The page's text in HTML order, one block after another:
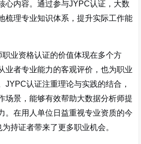
心内容。通过参与JYPC认证，大数
梳理专业知识体系，提升实际工作能
业资格认证的价值体现在多个方
业者专业能力的客观评价，也为职业
JYPC认证注重理论与实践的结合，
场景，能够有效帮助大数据分析师提
。在用人单位日益重视专业资质的今
持证者带来了更多职业机会。